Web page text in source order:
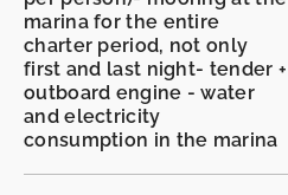
marina for the entire
charter period, not only
first and last night- tender +
outboard engine - water
and electricity
consumption in the marina